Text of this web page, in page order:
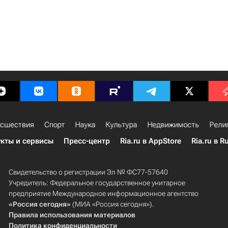
Спорт Наука Культура Недвижимость
и сервисы
Пресс-центр Ria.ru в AppStore Ria.ru в
Свидетельство о регистрации Эл № ФС77-57640
Учредитель: Федеральное государственное унитарное
предприятие Международное информационное агентство
«Россия сегодня» (МИА «Россия сегодня»).
Правила использования материалов
Политика конфиденциальности